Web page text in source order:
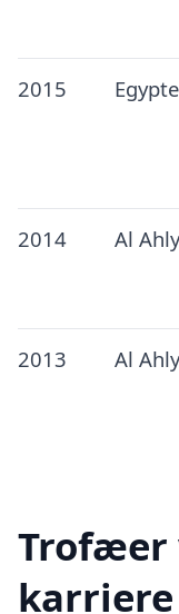
2015
2014 Al Ahly
2013 Al Ahly
Trofæer
karriere